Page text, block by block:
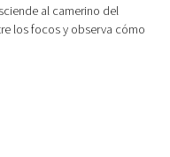
al camerino del
los focos y observa cómo